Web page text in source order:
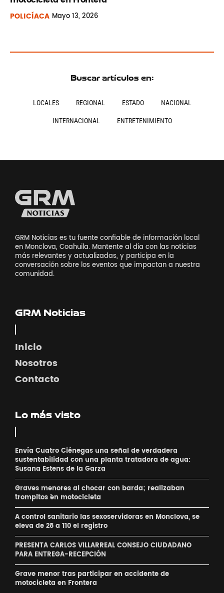
POLICÍACA Mayo13, 2026
Buscar artículos en:
LOCALES REGIONAL ESTADO NACIONAL
INTERNACIONAL ENTRETENIMIENTO
GRM Noticias es tu fuente confiable de información local
en Monclova, Coahuila. Mantente al día con las noticias
más relevantes y actualizadas, y participa en la
conversación sobre los eventos que impactan a nuestra
comunidad.
GRM Noticias
Inicio
Nosotros
Contacto
Lo más visto
Envía Cuatro Ciénegas una señal de verdadera
sustentabilidad con una planta tratadora de agua:
Susana Estens de la Garza
Graves menores al chocar con barda; realizaban
´trompitos ´en motocicleta
A control sanitario las sexoservidoras en Monclova, se
eleva de 28 a 110 el registro
PRESENTA CARLOS VILLARREAL CONSEJO CIUDADANO
PARA ENTREGA-RECEPCIÓN
Grave menor tras participar en accidente de
motocicleta en Frontera